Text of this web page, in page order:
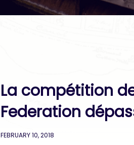
La compétition
Federation
FEBRUARY 10, 2018